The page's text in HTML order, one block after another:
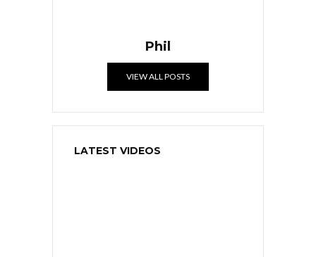
Phil
VIEW ALL POSTS
LATEST VIDEOS